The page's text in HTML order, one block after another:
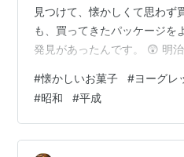
見つけて、懐かしくて思わず
も、買ってきたパッケージ
発見があったんです。 😲 明
づきでしょうか……？ 私たち
字で「meiji（明治）」と書か
し、今のパッケージには「
ロゴが入っているんです！
#懐かしいお菓子 #ヨーグレ
#昭和 #平成